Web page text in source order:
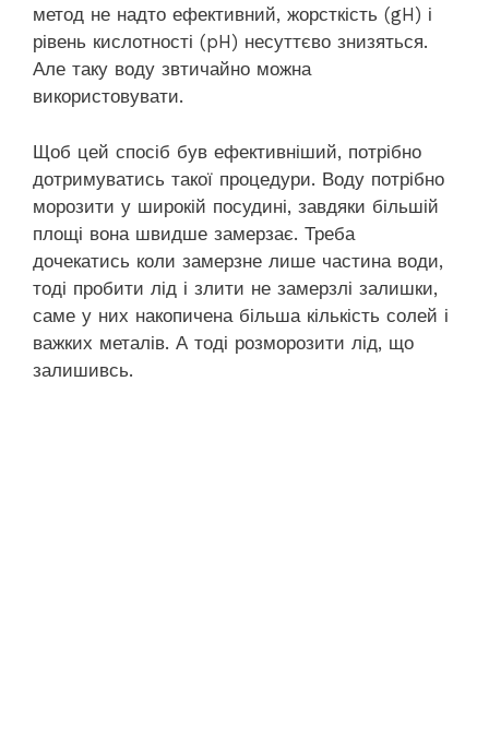
метод не надто ефективний, жорсткість (gH) і
рівень кислотності (pH) несуттєво знизяться.
Але таку воду звтичайно можна
використовувати.
Щоб цей спосіб був ефективніший, потрібно
дотримуватись такої процедури. Воду потрібно
морозити у широкій посудині, завдяки більшій
площі вона швидше замерзає. Треба
дочекатись коли замерзне лише частина води,
тоді пробити лід і злити не замерзлі залишки,
саме у них накопичена більша кількість солей і
важких металів. А тоді розморозити лід, що
залишивсь.